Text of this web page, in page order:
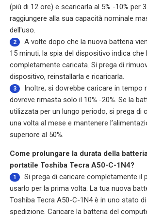
(più di 12 ore) e scaricarla al 5% -10% per
raggiungere alla sua capacità nominale
dell'uso.
2
A volte dopo che la nuova batteria
15 minuti, la spia del dispositivo indica che
completamente caricata. Si prega di
dispositivo, reinstallarla e ricaricarla.
3
Inoltre, si dovrebbe caricare in tempo
dovreve rimasta solo il 10% -20%. Se la
utilizzata per un lungo periodo, si prega di
una volta al mese e mantenere
superiore al 50%.
Come prolungare la durata della
portatile Toshiba Tecra A50-C-1N4?
1
Si prega di caricare completamente il
usarlo per la prima volta. La tua nuova
Toshiba Tecra A50-C-1N4 è in uno stato
spedizione. Caricare la batteria del